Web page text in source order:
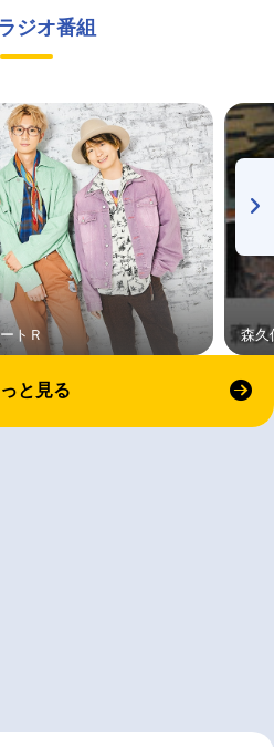
ジオ番組
トＲ 森久
と見る